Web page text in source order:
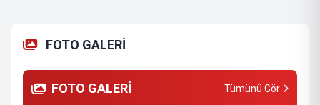
FOTO GALERİ
FOTO GALERİ Tümünü Gör